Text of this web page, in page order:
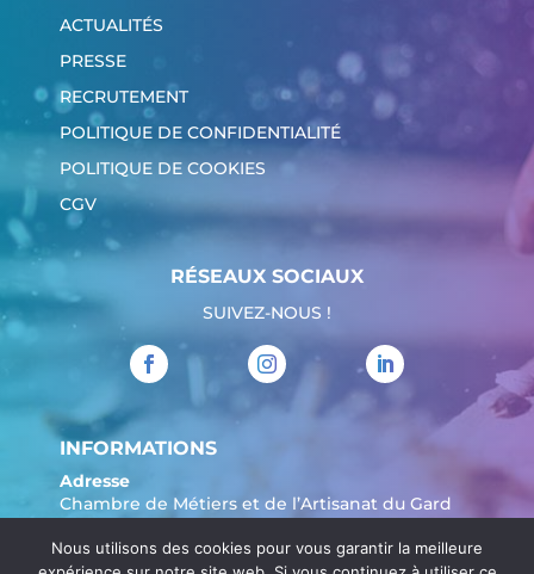
ACTUALITÉS
PRESSE
RECRUTEMENT
POLITIQUE DE CONFIDENTIALITÉ
POLITIQUE DE COOKIES
CGV
RÉSEAUX SOCIAUX
SUIVEZ-NOUS !
INFORMATIONS
Adresse
Chambre de Métiers et de l’Artisanat du Gard
904 Avenue Marechal Juin
30908 Nîmes
Nous utilisons des cookies pour vous garantir la meilleure